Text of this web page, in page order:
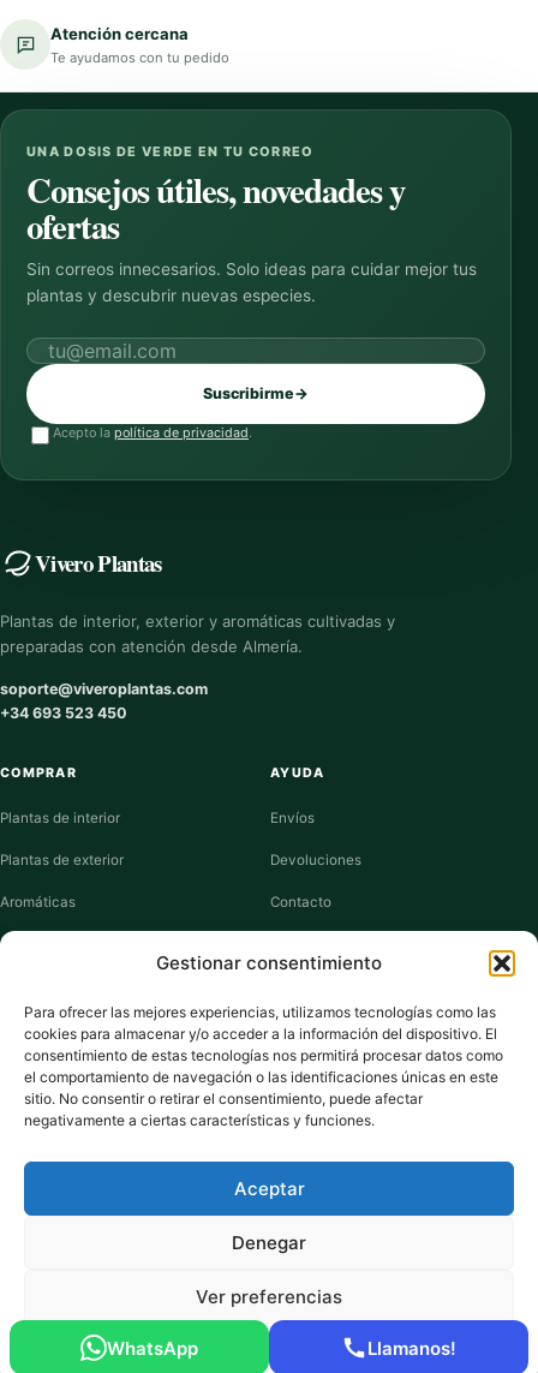
Gestionar consentimiento
Para ofrecer las mejores experiencias, utilizamos tecnologías como las
cookies para almacenar y/o acceder a la información del dispositivo. El
consentimiento de estas tecnologías nos permitirá procesar datos como
el comportamiento de navegación o las identificaciones únicas en este
sitio. No consentir o retirar el consentimiento, puede afectar
negativamente a ciertas características y funciones.
Aceptar
Denegar
Ver preferencias
Atención cercana
Te ayudamos con tu pedido
UNA DOSIS DE VERDE EN TU CORREO
Consejos útiles, novedades y
ofertas
Sin correos innecesarios. Solo ideas para cuidar mejor tus
plantas y descubrir nuevas especies.
Correo electrónico
Suscribirme→
Acepto la política de privacidad.
Vivero Plantas
Plantas de interior, exterior y aromáticas cultivadas y
preparadas con atención desde Almería.
soporte@viveroplantas.com
+34 693 523 450
COMPRAR
Plantas de interior
Plantas de exterior
Aromáticas
Suculentas
AYUDA
Envíos
Devoluciones
Contacto
VIVERO PLANTAS
Sobre nosotros
Puntos y recompensas
Cookies
Pago seguro: Tarjeta de Crédito / Débito Amazon Pay Klarna Link
© 2026 ViveroPlantas Online S.L. · NIF B27640622
WhatsApp Llamanos!